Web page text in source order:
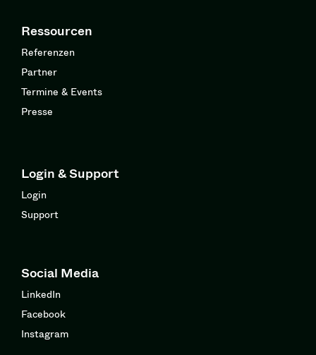
Ressourcen
Referenzen
Partner
Termine & Events
Presse
Login & Support
Login
Support
Social Media
LinkedIn
Facebook
Instagram